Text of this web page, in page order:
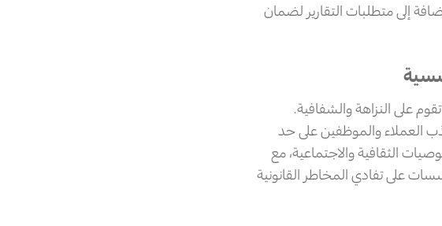
إلى متطلبات التقارير لضمان
على النزاهة والشفافية.
العملاء والموظفين على حد
الثقافية والاجتماعية، مع
على تفادي المخاطر القانونية